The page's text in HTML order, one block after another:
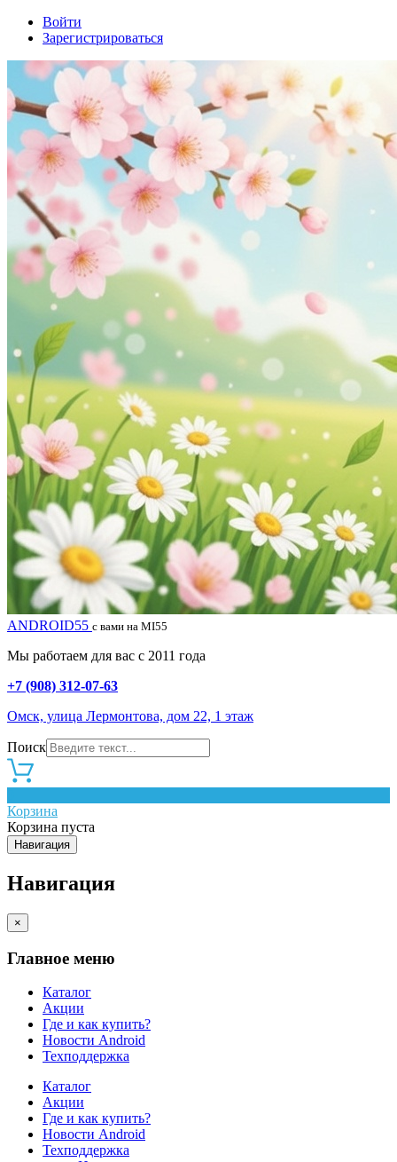
Войти
Зарегистрироваться
ANDROID55 с вами на MI55
Мы работаем для вас с 2011 года
+7 (908) 312-07-63
Омск, улица Лермонтова, дом 22, 1 этаж
Поиск
Корзина
Корзина пуста
Навигация
Навигация
×
Главное меню
Каталог
Акции
Где и как купить?
Новости Android
Техподдержка
Каталог
Акции
Где и как купить?
Новости Android
Техподдержка